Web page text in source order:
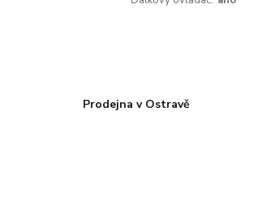
Prodejna v Ostravě